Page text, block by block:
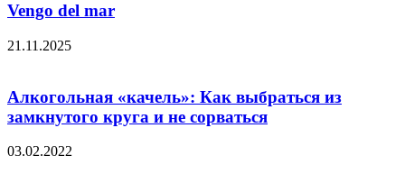
Vengo del mar
21.11.2025
Алкогольная «качель»: Как выбраться из
замкнутого круга и не сорваться
03.02.2022